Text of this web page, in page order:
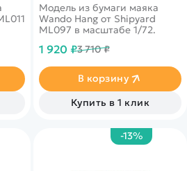
Модель из бумаги маяка
Wando Hang от Shipyard
ML097 в масштабе 1/72.
1 920 ₽3 710 ₽
В корзину
Купить в 1 клик
-13%